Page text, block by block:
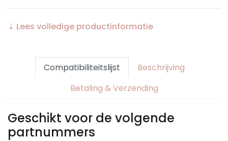
⇣ Lees volledige productinformatie
Compatibiliteitslijst
Beschrijving
Betaling & Verzending
Geschikt voor de volgende
partnummers